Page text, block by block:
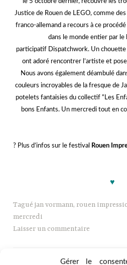
Gérer le
Justice de Rouen de LEGO, comme
franco-allemand a recours à ce
dans le monde entier par le
participatif Dispatchwork. Un
ont adoré rencontrer l’artiste et
Nous avons également déambulé
couleurs incroyables de la fresque de
potelets fantaisies du collectif “Les
bons Enfants. Un mercredi tout en
? Plus d’infos sur le festival
Rouen
♥
Taguéjan vormann, rouen
mercredi
Laisser un commentaire